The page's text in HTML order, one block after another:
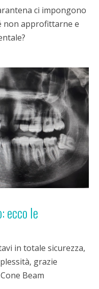
ci impongono
non approfittarne e
ecco le
in totale sicurezza,
grazie
Beam